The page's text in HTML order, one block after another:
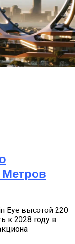
Метров
Eye высотой 220
к 2028 году в